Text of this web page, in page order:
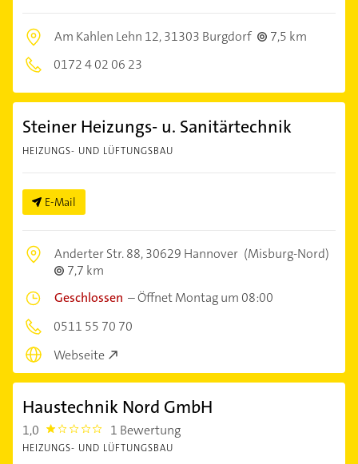
Am Kahlen Lehn 12,31303 Burgdorf
7,5 km
0172 4 02 06 23
Steiner Heizungs- u. Sanitärtechnik
HEIZUNGS- UND LÜFTUNGSBAU
E-Mail
Anderter Str. 88,30629 Hannover (Misburg-Nord)
7,7 km
Geschlossen –Öffnet Montag um 08:00
0511 55 70 70
Webseite
Haustechnik Nord GmbH
1,0 1.0 1 Bewertung
HEIZUNGS- UND LÜFTUNGSBAU